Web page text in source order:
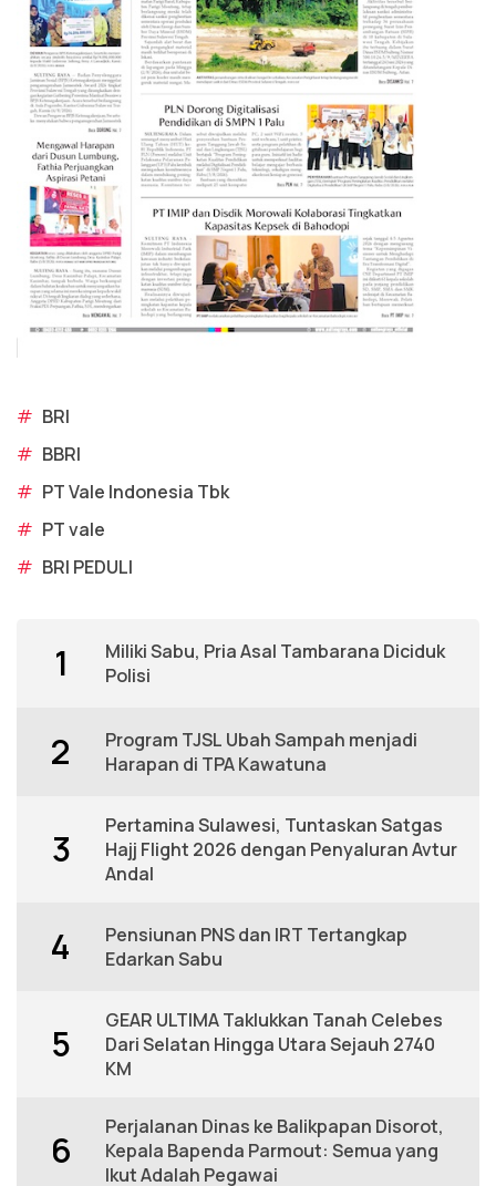
# BRI
# BBRI
# PT Vale Indonesia Tbk
# PT vale
# BRI PEDULI
1
Miliki Sabu, Pria Asal Tambarana Diciduk
Polisi
2
Program TJSL Ubah Sampah menjadi
Harapan di TPA Kawatuna
3
Pertamina Sulawesi, Tuntaskan Satgas
Hajj Flight 2026 dengan Penyaluran Avtur
Andal
4
Pensiunan PNS dan IRT Tertangkap
Edarkan Sabu
5
GEAR ULTIMA Taklukkan Tanah Celebes
Dari Selatan Hingga Utara Sejauh 2740
KM
6
Perjalanan Dinas ke Balikpapan Disorot,
Kepala Bapenda Parmout: Semua yang
Ikut Adalah Pegawai